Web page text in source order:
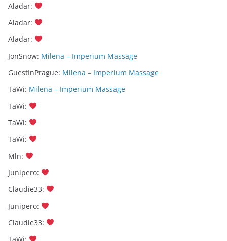
Aladar:
Aladar:
Aladar:
JonSnow: Milena – Imperium Massage
GuestInPrague: Milena – Imperium Massage
TaWi: Milena – Imperium Massage
TaWi:
TaWi:
TaWi:
Mln:
Junipero:
Claudie33:
Junipero:
Claudie33: